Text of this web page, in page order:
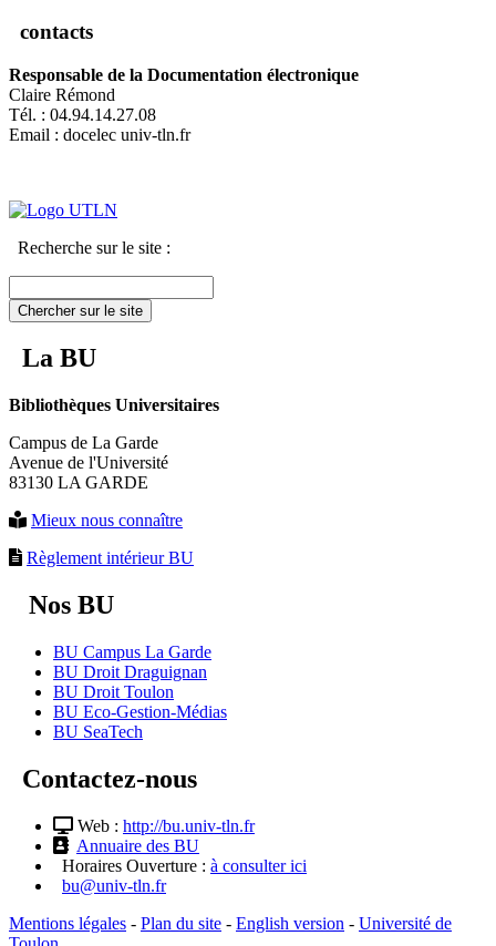
contacts
Responsable de la Documentation électronique
Claire Rémond
Tél. : 04.94.14.27.08
Email : docelec univ-tln.fr
Recherche sur le site :
Chercher sur le site
La BU
Bibliothèques Universitaires
Campus de La Garde
Avenue de l'Université
83130 LA GARDE
Mieux nous connaître
Règlement intérieur BU
Nos BU
BU Campus La Garde
BU Droit Draguignan
BU Droit Toulon
BU Eco-Gestion-Médias
BU SeaTech
Contactez-nous
Web : http://bu.univ-tln.fr
Annuaire des BU
Horaires Ouverture : à consulter ici
bu@univ-tln.fr
Mentions légales - Plan du site - English version - Université de